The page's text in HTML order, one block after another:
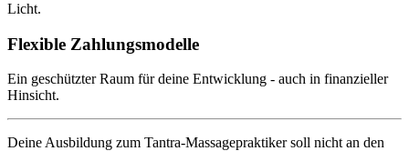
Flexible Zahlungsmodelle
Ein geschützter Raum für deine Entwicklung - auch in finanzieller
Hinsicht.
Deine Ausbildung zum Tantra-Massagepraktiker soll nicht an den